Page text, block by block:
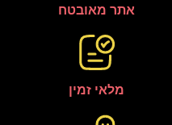
אתר מאובטח
מלאי זמין